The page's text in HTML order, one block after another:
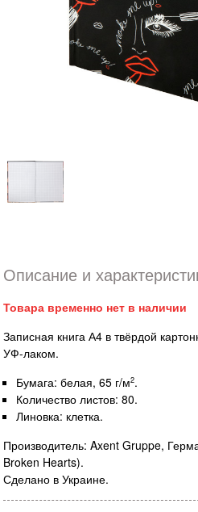
Описание и
Товара временно нет в наличии
Записная книга А4 в твёрдой
УФ-лаком.
Бумага: белая, 65 г/м2.
Количество листов: 80.
Линовка: клетка.
Производитель: Axent Gruppe,
Broken Hearts).
Сделано в Украине.